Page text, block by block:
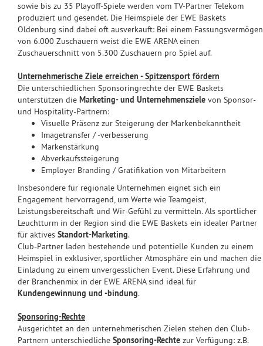
sowie bis zu 35 Playoff-Spiele werden vom TV-Partner Telekom
produziert und gesendet. Die Heimspiele der EWE Baskets
Oldenburg sind dabei oft ausverkauft: Bei einem Fassungsvermögen
von 6.000 Zuschauern weist die EWE ARENA einen
Zuschauerschnitt von 5.300 Zuschauern pro Spiel auf.
Unternehmerische Ziele erreichen - Spitzensport fördern
Die unterschiedlichen Sponsoringrechte der EWE Baskets
unterstützen die Marketing- und Unternehmensziele von Sponsor-
und Hospitality-Partnern:
Visuelle Präsenz zur Steigerung der Markenbekanntheit
Imagetransfer / -verbesserung
Markenstärkung
Abverkaufssteigerung
Employer Branding / Gratifikation von Mitarbeitern
Insbesondere für regionale Unternehmen eignet sich ein
Engagement hervorragend, um Werte wie Teamgeist,
Leistungsbereitschaft und Wir-Gefühl zu vermitteln. Als sportlicher
Leuchtturm in der Region sind die EWE Baskets ein idealer Partner
für aktives Standort-Marketing.
Club-Partner laden bestehende und potentielle Kunden zu einem
Heimspiel in exklusiver, sportlicher Atmosphäre ein und machen die
Einladung zu einem unvergesslichen Event. Diese Erfahrung und
der Branchenmix in der EWE ARENA sind ideal für
Kundengewinnung und -bindung.
Sponsoring-Rechte
Ausgerichtet an den unternehmerischen Zielen stehen den Club-
Partnern unterschiedliche Sponsoring-Rechte zur Verfügung: z.B.